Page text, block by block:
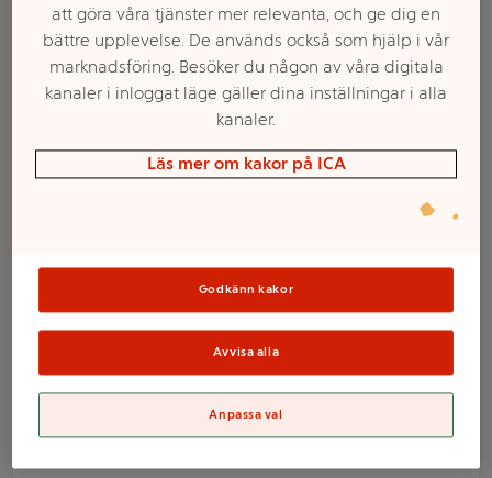
Luftkylare 80W
Day
Välj butik och handla
att göra våra tjänster mer relevanta, och ge dig en
bättre upplevelse. De används också som hjälp i vår
marknadsföring. Besöker du någon av våra digitala
kanaler i inloggat läge gäller dina inställningar i alla
kanaler.
Läs mer om kakor på ICA
Godkänn kakor
Avvisa alla
Anpassa val